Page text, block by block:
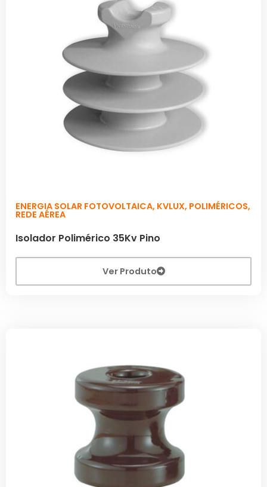
ENERGIA SOLAR FOTOVOLTAICA, KVLUX, POLIMÉRICOS,
REDE AÉREA
Isolador Polimérico 35Kv Pino
Ver Produto